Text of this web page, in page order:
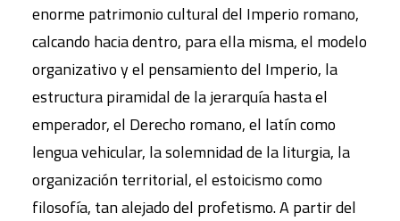
enorme patrimonio cultural del Imperio romano,
calcando hacia dentro, para ella misma, el modelo
organizativo y el pensamiento del Imperio, la
estructura piramidal de la jerarquía hasta el
emperador, el Derecho romano, el latín como
lengua vehicular, la solemnidad de la liturgia, la
organización territorial, el estoicismo como
filosofía, tan alejado del profetismo. A partir del